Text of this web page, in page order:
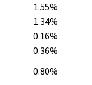
1.55%
1.34%
0.16%
0.36%
0.80%